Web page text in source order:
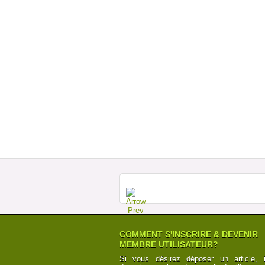
COMMENT S'INSCRIRE & DEVENIR
MEMBRE UTILISATEUR?
Si vous désirez déposer un article,